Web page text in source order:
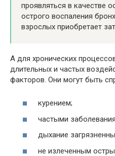
проявляться в качестве
острого воспаления
взрослых приобретает
А для хронических
длительных и частых
факторов. Они могут быть
курением;
частыми
дыхание
не излеченным